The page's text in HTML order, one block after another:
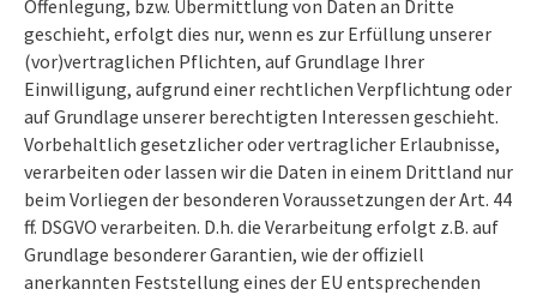
Offenlegung, bzw. Übermittlung von Daten an Dritte
geschieht, erfolgt dies nur, wenn es zur Erfüllung unserer
(vor)vertraglichen Pflichten, auf Grundlage Ihrer
Einwilligung, aufgrund einer rechtlichen Verpflichtung oder
auf Grundlage unserer berechtigten Interessen geschieht.
Vorbehaltlich gesetzlicher oder vertraglicher Erlaubnisse,
verarbeiten oder lassen wir die Daten in einem Drittland nur
beim Vorliegen der besonderen Voraussetzungen der Art. 44
ff. DSGVO verarbeiten. D.h. die Verarbeitung erfolgt z.B. auf
Grundlage besonderer Garantien, wie der offiziell
anerkannten Feststellung eines der EU entsprechenden